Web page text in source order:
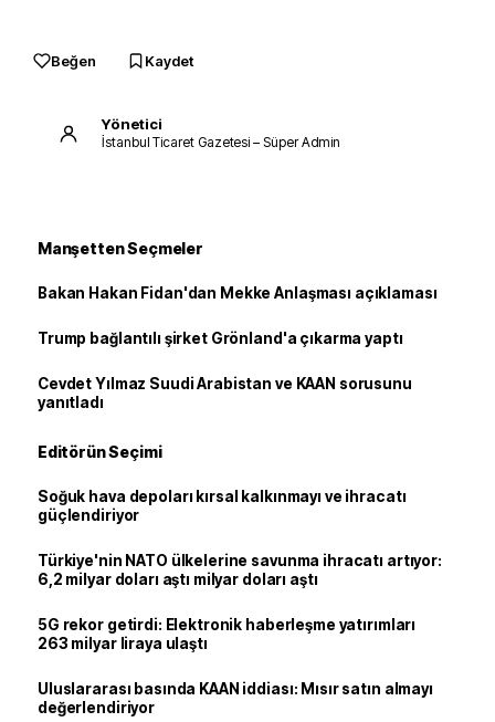
Beğen Kaydet
Yönetici
İstanbul Ticaret Gazetesi – Süper Admin
Manşetten Seçmeler
Bakan Hakan Fidan'dan Mekke Anlaşması açıklaması
Trump bağlantılı şirket Grönland'a çıkarma yaptı
Cevdet Yılmaz Suudi Arabistan ve KAAN sorusunu
yanıtladı
Editörün Seçimi
Soğuk hava depoları kırsal kalkınmayı ve ihracatı
güçlendiriyor
Türkiye'nin NATO ülkelerine savunma ihracatı artıyor:
6,2 milyar doları aştı milyar doları aştı
5G rekor getirdi: Elektronik haberleşme yatırımları
263 milyar liraya ulaştı
Uluslararası basında KAAN iddiası: Mısır satın almayı
değerlendiriyor